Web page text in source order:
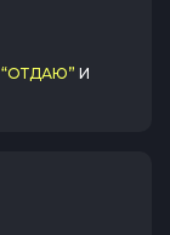
“ОТДАЮ” И